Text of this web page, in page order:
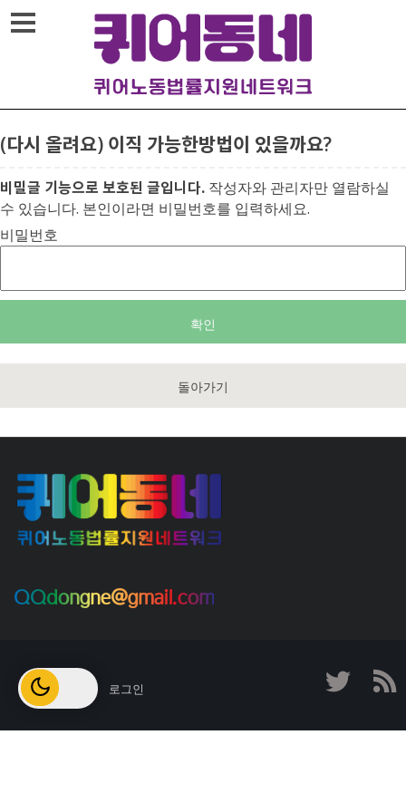
메뉴열기
(다시 올려요) 이직 가능한방법이 있을까요?
비밀글 기능으로 보호된 글입니다. 작성자와 관리자만 열람하실
수 있습니다. 본인이라면 비밀번호를 입력하세요.
비밀번호
돌아가기
QQdongne@gmail.com
로그인